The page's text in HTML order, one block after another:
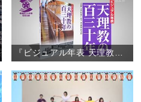
『ビジュアル年表 天理教の百三十年』 【書籍案内】